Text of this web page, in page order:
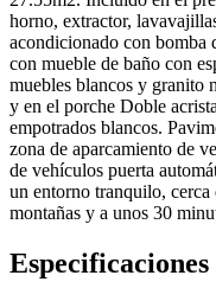
horno, extractor,
acondicionado con bomba
con mueble de baño con
muebles blancos y granito
y en el porche Doble
empotrados blancos.
zona de aparcamiento de
de vehí­culos puerta
un entorno tranquilo, cerca
montañas y a unos 30
Especificaciones